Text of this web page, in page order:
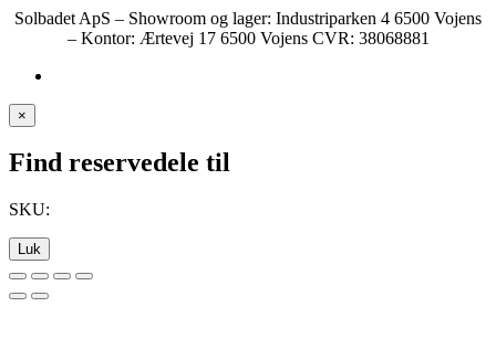
Solbadet ApS – Showroom og lager: Industriparken 4 6500 Vojens
– Kontor: Ærtevej 17 6500 Vojens CVR: 38068881
×
Find reservedele til
SKU:
Luk